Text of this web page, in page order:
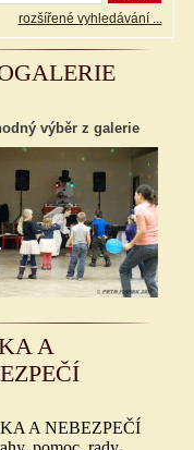
rozšířené vyhledávání ...
výběr z galerie
A